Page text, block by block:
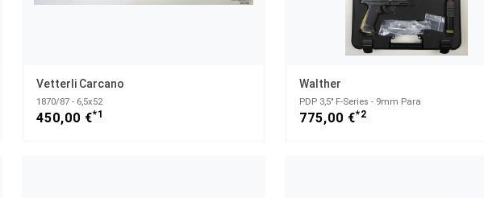
Vetterli Carcano
1870/87 - 6,5x52
450,00 €*1
Walther
PDP 3,5" F-Series - 9mm Para
775,00 €*2